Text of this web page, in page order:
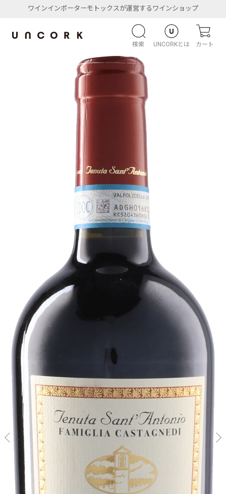
ワインインポーターモトックスが運営するワインショップ
検索 UNCORKとは カート